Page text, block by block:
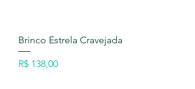
Brinco Estrela Cravejada
Preço
R$ 138,00